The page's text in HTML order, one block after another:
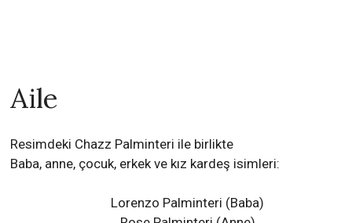
Aile
Resimdeki Chazz Palminteri ile birlikte
Baba, anne, çocuk, erkek ve kız kardeş isimleri:
Lorenzo Palminteri (Baba)